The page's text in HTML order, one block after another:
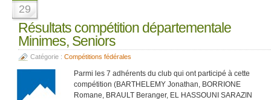
29
Résultats compétition départementale
Minimes, Seniors
Catégorie : Compétitions fédérales
Parmi les 7 adhérents du club qui ont participé à cette
compétition (BARTHELEMY Jonathan, BORRIONE
Romane, BRAULT Beranger, EL HASSOUNI SARAZIN